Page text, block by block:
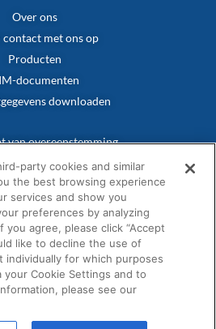
Over ons
contact met ons op
Producten
documenten
downloaden
van overeenstemming
Cookiebeleid
Disclaimer
Privacybeleid
verkoopvoorwaarden
party cookies and similar
the best browsing experience
services and show you
preferences by analyzing
agree, please click “Accept
like to decline the use of
individually for which purposes
your Cookie Settings and to
please see our